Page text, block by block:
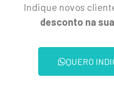
Indique novos
desconto na
QUERO